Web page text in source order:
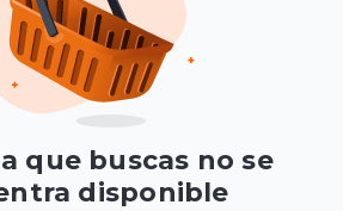
que buscas no se
disponible